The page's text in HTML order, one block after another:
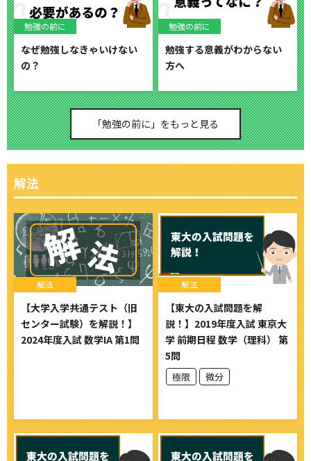
なぜ勉強しなきゃいけない
の？
勉強の前に
勉強する意義がわからない
方へ
勉強の前に
「勉強の前に」をもっと見る
解法
【大学入学共通テスト（旧
センター試験）を解説！】
2024年度入試 数学IA 第1問
解法
【東大の入試問題を解
説！】2019年度入試 東京大
学 前期日程 数学（理科） 第
5問
極限 微分
解法